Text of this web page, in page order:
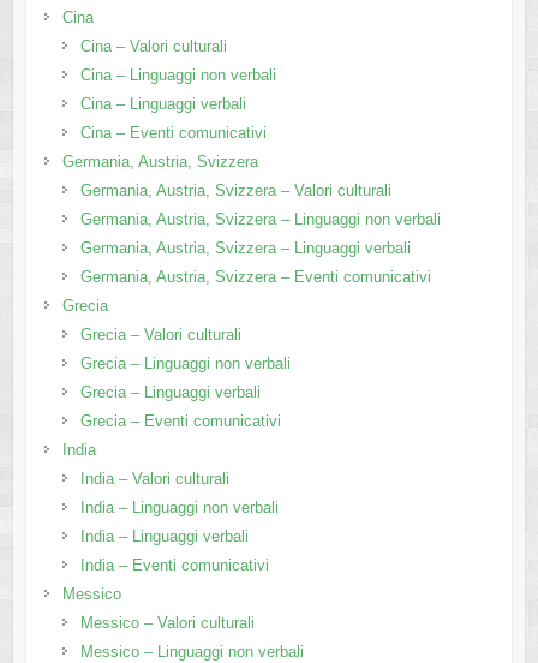
Cina
Cina – Valori culturali
Cina – Linguaggi non verbali
Cina – Linguaggi verbali
Cina – Eventi comunicativi
Germania, Austria, Svizzera
Germania, Austria, Svizzera – Valori culturali
Germania, Austria, Svizzera – Linguaggi non verbali
Germania, Austria, Svizzera – Linguaggi verbali
Germania, Austria, Svizzera – Eventi comunicativi
Grecia
Grecia – Valori culturali
Grecia – Linguaggi non verbali
Grecia – Linguaggi verbali
Grecia – Eventi comunicativi
India
India – Valori culturali
India – Linguaggi non verbali
India – Linguaggi verbali
India – Eventi comunicativi
Messico
Messico – Valori culturali
Messico – Linguaggi non verbali